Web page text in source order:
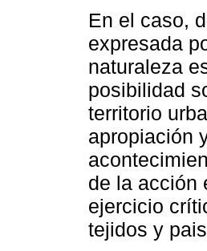
En el caso,
expresada
naturaleza
posibilidad
territorio
apropiación
de la acción
ejercicio
tejidos y